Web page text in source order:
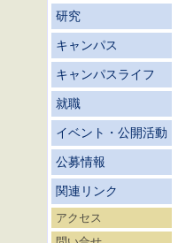
研究
キャンパス
キャンパスライフ
就職
イベント・公開活動
公募情報
関連リンク
アクセス